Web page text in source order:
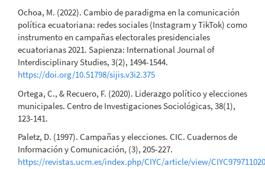
Ochoa, M. (2022). Cambio de paradigma en la comunicación
política ecuatoriana: redes sociales (Instagram y TikTok) como
instrumento en campañas electorales presidenciales
ecuatorianas 2021. Sapienza: International Journal of
Interdisciplinary Studies, 3(2), 1494-1544.
https://doi.org/10.51798/sijis.v3i2.375
Ortega, C., & Recuero, F. (2020). Liderazgo político y elecciones
municipales. Centro de Investigaciones Sociológicas, 38(1),
123-141.
Paletz, D. (1997). Campañas y elecciones. CIC. Cuadernos de
Información y Comunicación, (3), 205-227.
https://revistas.ucm.es/index.php/CIYC/article/view/